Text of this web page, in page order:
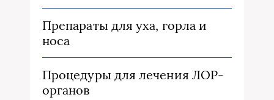
Препараты для уха, горла и
носа
Процедуры для лечения ЛОР-
органов